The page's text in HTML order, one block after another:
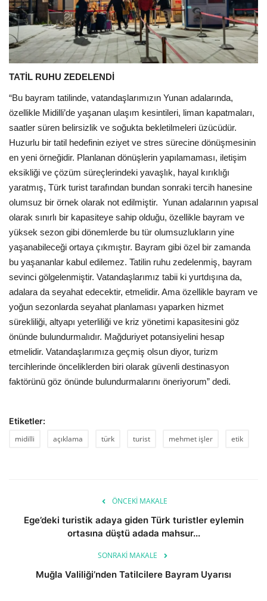
TATİL RUHU ZEDELENDİ
“Bu bayram tatilinde, vatandaşlarımızın Yunan adalarında,
özellikle Midilli’de yaşanan ulaşım kesintileri, liman kapatmaları,
saatler süren belirsizlik ve soğukta bekletilmeleri üzücüdür.
Huzurlu bir tatil hedefinin eziyet ve stres sürecine dönüşmesinin
en yeni örneğidir. Planlanan dönüşlerin yapılamaması, iletişim
eksikliği ve çözüm süreçlerindeki yavaşlık, hayal kırıklığı
yaratmış, Türk turist tarafından bundan sonraki tercih hanesine
olumsuz bir örnek olarak not edilmiştir. Yunan adalarının yapısal
olarak sınırlı bir kapasiteye sahip olduğu, özellikle bayram ve
yüksek sezon gibi dönemlerde bu tür olumsuzlukların yine
yaşanabileceği ortaya çıkmıştır. Bayram gibi özel bir zamanda
bu yaşananlar kabul edilemez. Tatilin ruhu zedelenmiş, bayram
sevinci gölgelenmiştir. Vatandaşlarımız tabii ki yurtdışına da,
adalara da seyahat edecektir, etmelidir. Ama özellikle bayram ve
yoğun sezonlarda seyahat planlaması yaparken hizmet
sürekliliği, altyapı yeterliliği ve kriz yönetimi kapasitesini göz
önünde bulundurmalıdır. Mağduriyet potansiyelini hesap
etmelidir. Vatandaşlarımıza geçmiş olsun diyor, turizm
tercihlerinde önceliklerden biri olarak güvenli destinasyon
faktörünü göz önünde bulundurmalarını öneriyorum” dedi.
Etiketler:
midilli
açıklama türk turist mehmet işler etik
ÖNCEKI MAKALE
Ege’deki turistik adaya giden Türk turistler eylemin
ortasına düştü adada mahsur...
SONRAKI MAKALE
Muğla Valiliği’nden Tatilcilere Bayram Uyarısı